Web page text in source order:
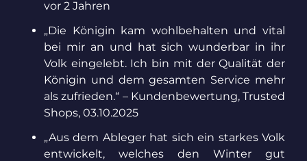
vor 2 Jahren
„Die Königin kam wohlbehalten und vital
bei mir an und hat sich wunderbar in ihr
Volk eingelebt. Ich bin mit der Qualität der
Königin und dem gesamten Service mehr
als zufrieden.“ – Kundenbewertung, Trusted
Shops, 03.10.2025
„Aus dem Ableger hat sich ein starkes Volk
entwickelt, welches den Winter gut